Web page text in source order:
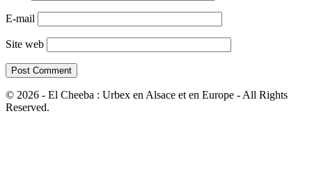
E-mail
Site web
© 2026 - El Cheeba : Urbex en Alsace et en Europe - All Rights
Reserved.